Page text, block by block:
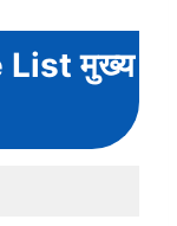
List मुख्य